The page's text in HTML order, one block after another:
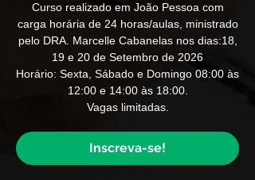
Curso realizado em João Pessoa com
carga horária de 24 horas/aulas, ministrado
pelo DRA. Marcelle Cabanelas nos dias:18,
19 e 20 de Setembro de 2026
Horário: Sexta, Sábado e Domingo 08:00 às
12:00 e 14:00 às 18:00.
Vagas limitadas.
Inscreva-se!